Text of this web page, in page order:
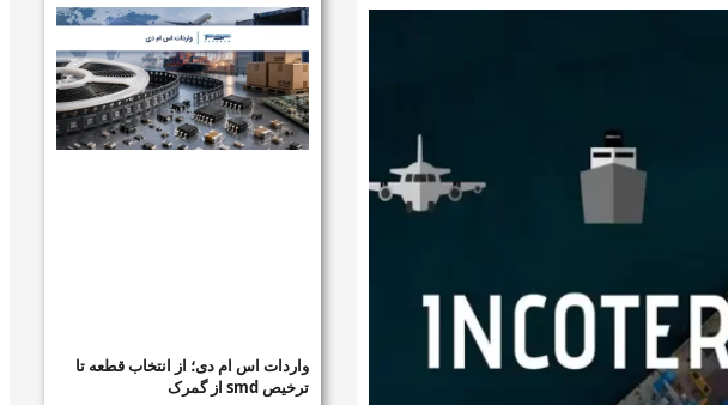
واردات اس ام دی؛ از انتخاب قطعه تا
ترخیص smd از گمرک